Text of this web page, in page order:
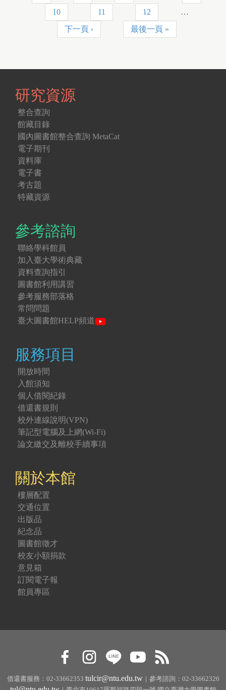
10
11 12
…
下一頁 ›
最後一頁 »
研究資源
整合查詢
館藏目錄
國內圖書館整合查詢 MetaCat
電子期刊
資料庫
電子書
考古題
特藏資源
參考諮詢
聯絡學科館員
加入臺大學術典藏
資料查詢指引
圖書館利用講習
參考服務部落格
常問問題
臺大圖書館HELP頻道
服務項目
開放時間
入館須知
個人借閱紀錄
借還書規則
校外連線說明(VPN)
筆記型電腦及上網(Wi-Fi)
論文繳交及離校手續事項
關於本館
樓層配置
交通位置
出版品
紀念品
圖書館徵才
校友小額捐款
意見箱
訂閱電子報
館員專區
借還書服務：02-33662353 tulcir@ntu.edu.tw｜參考諮詢：02-33662326